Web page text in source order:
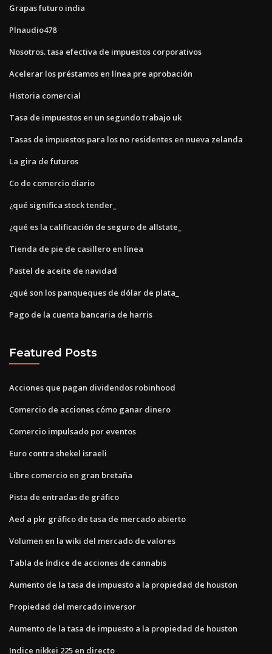
Grapas futuro india
Plnaudio478
Nosotros. tasa efectiva de impuestos corporativos
Acelerar los préstamos en línea pre aprobación
Historia comercial
Tasa de impuestos en un segundo trabajo uk
Tasas de impuestos para los no residentes en nueva zelanda
La gira de futuros
Co de comercio diario
¿qué significa stock tender_
¿qué es la calificación de seguro de allstate_
Tienda de pie de casillero en línea
Pastel de aceite de navidad
¿qué son los panqueques de dólar de plata_
Pago de la cuenta bancaria de harris
Featured Posts
Acciones que pagan dividendos robinhood
Comercio de acciones cómo ganar dinero
Comercio impulsado por eventos
Euro contra shekel israeli
Libre comercio en gran bretaña
Pista de entradas de gráfico
Aed a pkr gráfico de tasa de mercado abierto
Volumen en la wiki del mercado de valores
Tabla de índice de acciones de cannabis
Aumento de la tasa de impuesto a la propiedad de houston
Propiedad del mercado inversor
Aumento de la tasa de impuesto a la propiedad de houston
Indice nikkei 225 en directo